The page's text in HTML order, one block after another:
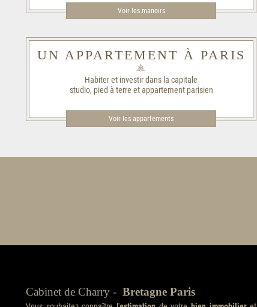
Voir les manoirs
UN APPARTEMENT À PARIS
Habiter et investir dans la capitale
studio, pied à terre et appartement parisien
Voir les appartements
Cabinet de Charry - Bretagne Paris